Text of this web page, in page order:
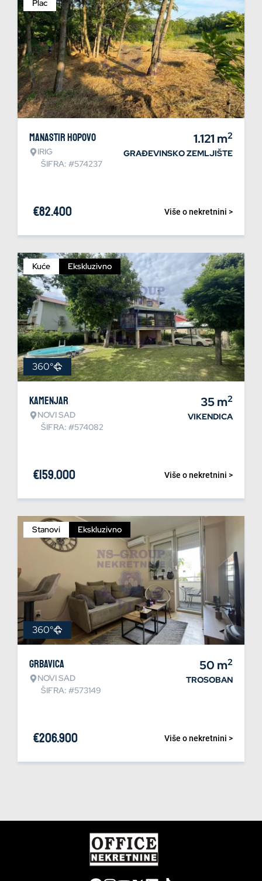
Plac
Manastir Hopovo
IRIG
ŠIFRA: #574237
1.121 m2
GRAĐEVINSKO ZEMLJIŠTE
Više o nekretnini >
€82.400
Kuće Ekskluzivno
360°
Kamenjar
NOVI SAD
ŠIFRA: #574082
35m2
VIKENDICA
Više o nekretnini >
€159.000
Stanovi Ekskluzivno
360°
Grbavica
NOVI SAD
ŠIFRA: #573149
50 m2
TROSOBAN
Više o nekretnini >
€206.900